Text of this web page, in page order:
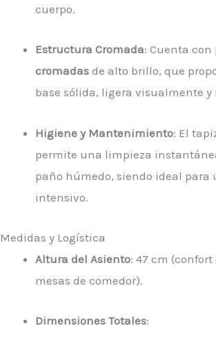
cuerpo.
Estructura Cromada: Cuenta con
cromadas de alto brillo, que
base sólida, ligera visualmente y
Higiene y Mantenimiento: El
permite una limpieza
paño húmedo, siendo ideal para
intensivo.
Medidas y Logística
Altura del Asiento: 47 cm
mesas de comedor).
Dimensiones Totales: